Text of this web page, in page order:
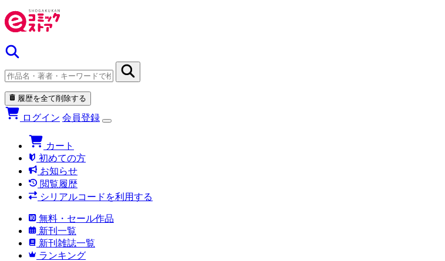
履歴を全て削除する
ログイン 会員登録
カート
初めての方
お知らせ
閲覧履歴
シリアルコードを利用する
無料・セール作品
新刊一覧
新刊雑誌一覧
ランキング